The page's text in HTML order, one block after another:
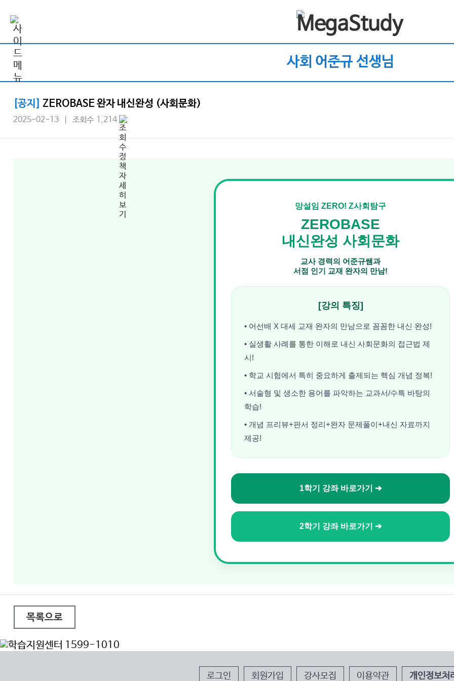
사회 어준규 선생님
[공지] ZEROBASE 완자 내신완성 (사회문화)
2025-02-13 | 조회수 1,214
망설임 ZERO! Z사회탐구
ZEROBASE
내신완성 사회문화
교사 경력의 어준규쌤과
서점 인기 교재 완자의 만남!
[강의 특징]
• 어선배 X 대세 교재 완자의 만남으로 꼼꼼한 내신 완성!
• 실생활 사례를 통한 이해로 내신 사회문화의 접근법 제
시!
• 학교 시험에서 특히 중요하게 출제되는 핵심 개념 정복!
• 서술형 및 생소한 용어를 파악하는 교과서/수특 바탕의
학습!
• 개념 프리뷰+판서 정리+완자 문제풀이+내신 자료까지
제공!
1학기 강좌 바로가기 ➔
2학기 강좌 바로가기 ➔
목록으로
로그인 회원가입 강사모집 이용약관 개인정보처